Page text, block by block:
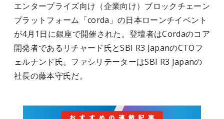
エンタープライズ向け（企業向け）ブロックチェーン
プラットフォーム「corda 」の日本ローンチイベント
が4月1 日に銀座で開催された。登壇者はCordaのコア
開発者であるリチャード氏とSBI R3 JapanのCTOフ
ェルナンド氏。ファシリテーターはSBI R3 Japanの
社長の藤本守氏だ。